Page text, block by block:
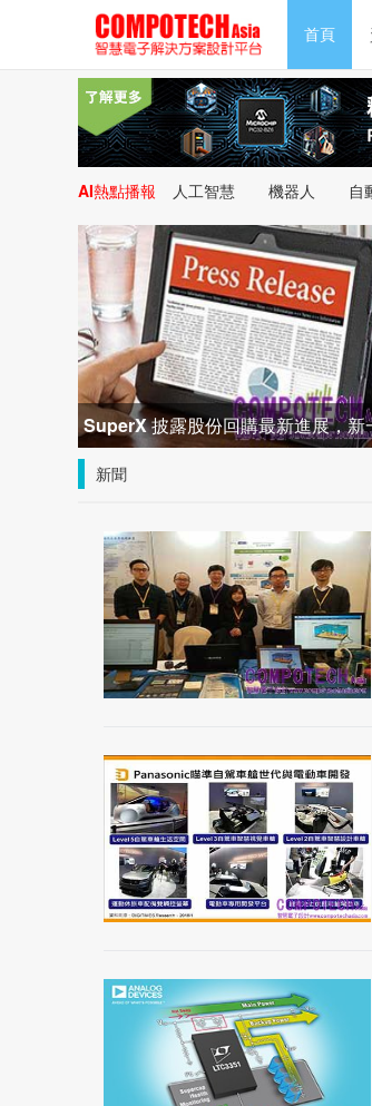
首頁
AI熱點播報 人工智慧 機器人 自
SuperX 披露股份回購最新進展，新
輪迴購落地堅定長期價值成長
新聞